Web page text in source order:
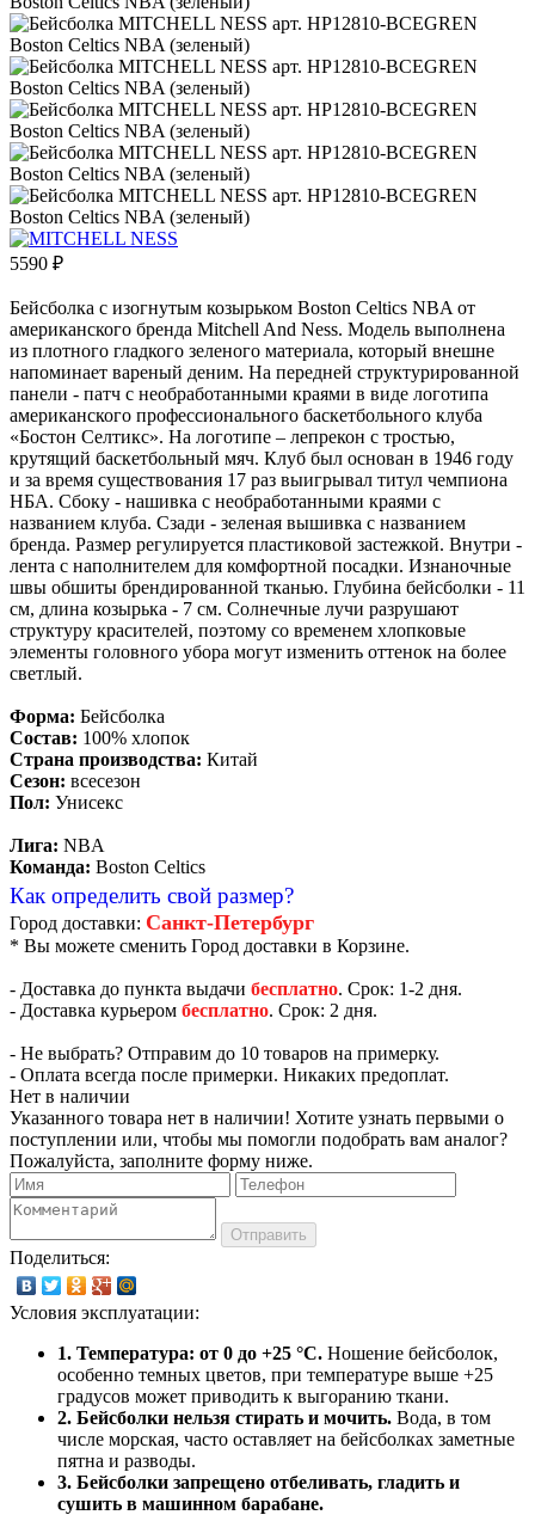
5590 ₽
Бейсболка с изогнутым козырьком Boston Celtics NBA от
американского бренда Mitchell And Ness. Модель выполнена
из плотного гладкого зеленого материала, который внешне
напоминает вареный деним. На передней структурированной
панели - патч с необработанными краями в виде логотипа
американского профессионального баскетбольного клуба
«Бостон Селтикс». На логотипе – лепрекон с тростью,
крутящий баскетбольный мяч. Клуб был основан в 1946 году
и за время существования 17 раз выигрывал титул чемпиона
НБА. Сбоку - нашивка с необработанными краями с
названием клуба. Сзади - зеленая вышивка с названием
бренда. Размер регулируется пластиковой застежкой. Внутри -
лента с наполнителем для комфортной посадки. Изнаночные
швы обшиты брендированной тканью. Глубина бейсболки - 11
см, длина козырька - 7 см. Солнечные лучи разрушают
структуру красителей, поэтому со временем хлопковые
элементы головного убора могут изменить оттенок на более
светлый.
Форма: Бейсболка
Состав: 100% хлопок
Страна производства: Китай
Сезон: всесезон
Пол: Унисекс
Лига: NBA
Команда: Boston Celtics
Как определить свой размер?
Город доставки: Санкт-Петербург
* Вы можете сменить Город доставки в Корзине.
- Доставка до пункта выдачи бесплатно. Срок: 1-2 дня.
- Доставка курьером бесплатно. Срок: 2 дня.
- Не выбрать? Отправим до 10 товаров на примерку.
- Оплата всегда после примерки. Никаких предоплат.
Нет в наличии
Указанного товара нет в наличии! Хотите узнать первыми о
поступлении или, чтобы мы помогли подобрать вам аналог?
Пожалуйста, заполните форму ниже.
Отправить
Поделиться:
Условия эксплуатации:
1. Температура: от 0 до +25 °C. Ношение бейсболок,
особенно темных цветов, при температуре выше +25
градусов может приводить к выгоранию ткани.
2. Бейсболки нельзя стирать и мочить. Вода, в том
числе морская, часто оставляет на бейсболках заметные
пятна и разводы.
3. Бейсболки запрещено отбеливать, гладить и
сушить в машинном барабане.